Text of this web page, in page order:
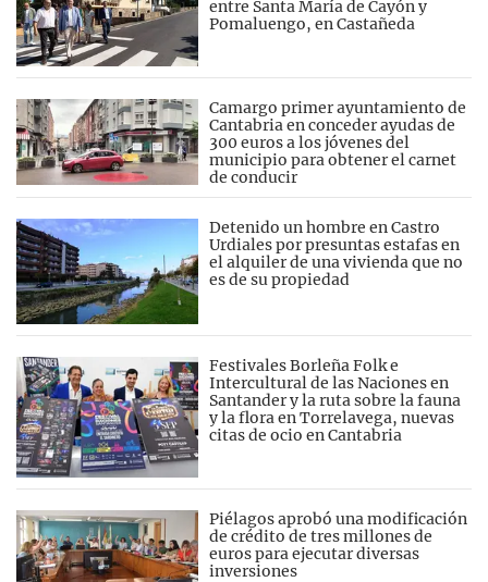
entre Santa María de Cayón y
Pomaluengo, en Castañeda
Camargo primer ayuntamiento de
Cantabria en conceder ayudas de
300 euros a los jóvenes del
municipio para obtener el carnet
de conducir
Detenido un hombre en Castro
Urdiales por presuntas estafas en
el alquiler de una vivienda que no
es de su propiedad
Festivales Borleña Folk e
Intercultural de las Naciones en
Santander y la ruta sobre la fauna
y la flora en Torrelavega, nuevas
citas de ocio en Cantabria
Piélagos aprobó una modificación
de crédito de tres millones de
euros para ejecutar diversas
inversiones